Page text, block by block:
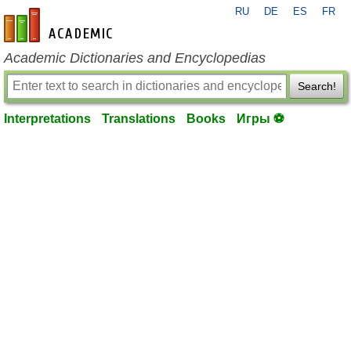
en-academic.com
RU DE ES FR
Academic Dictionaries and Encyclopedias
Search!
Interpretations Translations Books Игры ⚽